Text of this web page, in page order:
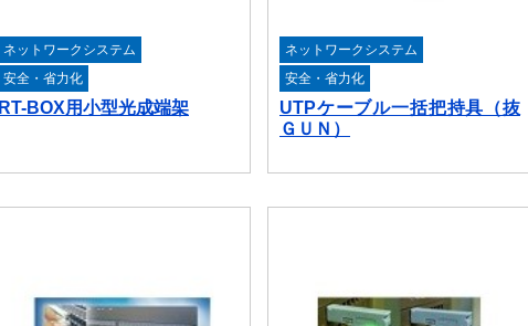
ネットワークシステム
安全・省力化
RT-BOX用小型光成端架
ネットワークシステム
安全・省力化
UTPケーブル一括把持具（抜
ＧＵＮ）